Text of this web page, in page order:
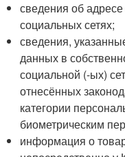
сведения об адресе
социальных сетях;
сведения,
данных в
социальной (-ых)
отнесённых
категории
биометрическим
информация о